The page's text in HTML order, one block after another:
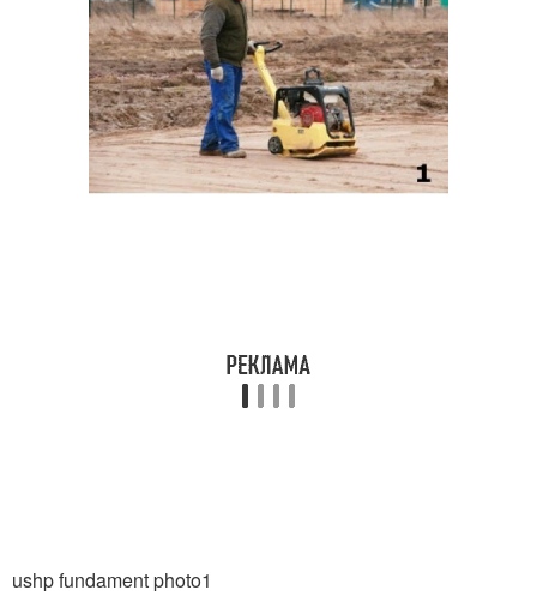
ushp fundament photo1